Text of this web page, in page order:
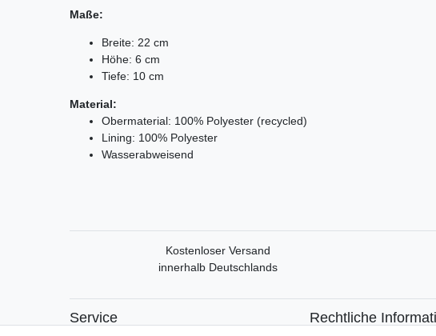
Maße:
Breite: 22 cm
Höhe: 6 cm
Tiefe: 10 cm
Material:
Obermaterial: 100% Polyester (recycled)
Lining: 100% Polyester
Wasserabweisend
Kostenloser Versand
innerhalb Deutschlands
Service Rechtliche